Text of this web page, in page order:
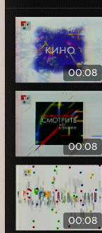
00:08
00:08
00:08